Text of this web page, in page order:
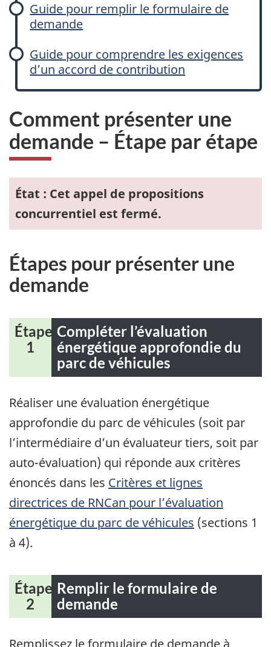
Guide pour remplir le formulaire de
demande
Guide pour comprendre les exigences
d’un accord de contribution
Comment présenter une
demande – Étape par étape
État : Cet appel de propositions
concurrentiel est fermé.
Étapes pour présenter une
demande
Étape
1
Compléter l’évaluation
énergétique approfondie du
parc de véhicules
Réaliser une évaluation énergétique
approfondie du parc de véhicules (soit par
l’intermédiaire d’un évaluateur tiers, soit par
auto-évaluation) qui réponde aux critères
énoncés dans les Critères et lignes
directrices de RNCan pour l’évaluation
énergétique du parc de véhicules (sections 1
à 4).
Étape
2
Remplir le formulaire de
demande